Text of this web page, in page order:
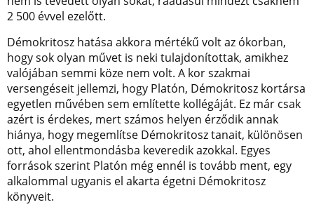
2 500 évvel ezelőtt.
Démokritosz hatása akkora mértékű volt az ókorban,
hogy sok olyan művet is neki tulajdonítottak, amikhez
valójában semmi köze nem volt. A kor szakmai
versengéseit jellemzi, hogy Platón, Démokritosz kortársa
egyetlen művében sem említette kollégáját. Ez már csak
azért is érdekes, mert számos helyen érződik annak
hiánya, hogy megemlítse Démokritosz tanait, különösen
ott, ahol ellentmondásba keveredik azokkal. Egyes
források szerint Platón még ennél is tovább ment, egy
alkalommal ugyanis el akarta égetni Démokritosz
könyveit.